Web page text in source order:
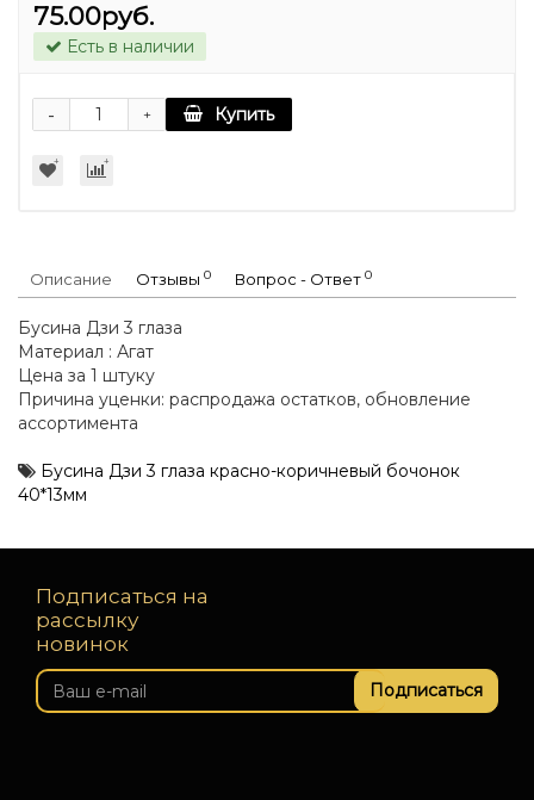
75.00руб.
Есть в наличии
+
- Купить
Описание Отзывы 0 Вопрос - Ответ 0
Бусина Дзи 3 глаза
Материал : Агат
Цена за 1 штуку
Причина уценки: распродажа остатков, обновление
ассортимента
Бусина Дзи 3 глаза красно-коричневый бочонок
40*13мм
Подписаться на
рассылку
новинок
Подписаться